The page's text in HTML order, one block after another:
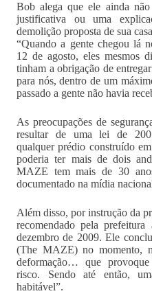
Bob alega que ele ainda
justificativa ou uma
demolição proposta de sua
“Quando a gente chegou lá
12 de agosto, eles mesmos
tinham a obrigação de
para nós, dentro de um
passado a gente não havia
As preocupações de
resultar de uma lei de
qualquer prédio construído
poderia ter mais de dois
MAZE tem mais de 30
documentado na mídia
Além disso, por instrução da
recomendado pela
dezembro de 2009. Ele
(The MAZE) no momento,
deformação… que
risco. Sendo até então,
habitável”.